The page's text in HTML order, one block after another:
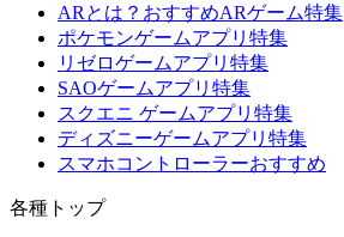
ARとは？おすすめARゲーム特集
ポケモンゲームアプリ特集
リゼロゲームアプリ特集
SAOゲームアプリ特集
スクエニ ゲームアプリ特集
ディズニーゲームアプリ特集
スマホコントローラーおすすめ
各種トップ